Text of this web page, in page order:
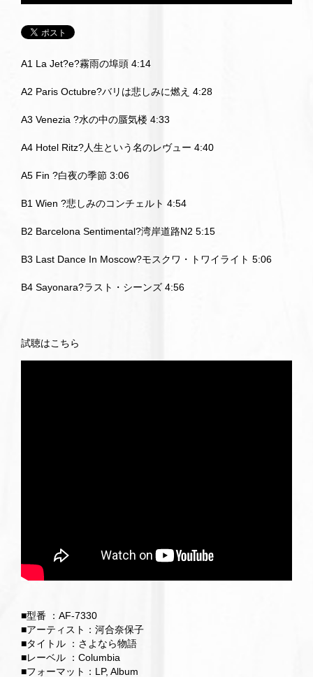
A1 La Jet?e?霧雨の埠頭 4:14
A2 Paris Octubre?バリは悲しみに燃え 4:28
A3 Venezia ?水の中の蜃気楼 4:33
A4 Hotel Ritz?人生という名のレヴュー 4:40
A5 Fin ?白夜の季節 3:06
B1 Wien ?悲しみのコンチェルト 4:54
B2 Barcelona Sentimental?湾岸道路N2 5:15
B3 Last Dance In Moscow?モスクワ・トワイライト 5:06
B4 Sayonara?ラスト・シーンズ 4:56
試聴はこちら
■型番 ：AF-7330
■アーティスト：河合奈保子
■タイトル ：さよなら物語
■レーベル ：Columbia
■フォーマット：LP, Album